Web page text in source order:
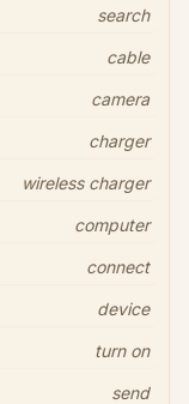
search
cable
camera
charger
wireless charger
computer
connect
device
turn on
send